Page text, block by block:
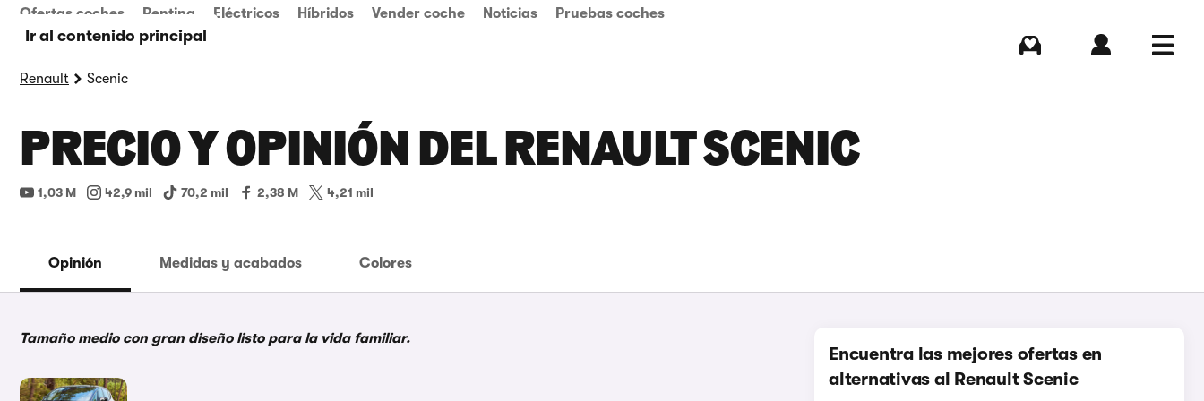
Ir al contenido principal
Ofertas coches Renting Eléctricos Híbridos Vender coche Noticias Pruebas coches
Renault Scenic
PRECIO Y OPINIÓN DEL RENAULT SCENIC
1,03 M 42,9 mil 70,2 mil 2,38 M 4,21 mil
Opinión Medidas y acabados Colores
Tamaño medio con gran diseño listo para la vida familiar.
Encuentra las mejores ofertas en
alternativas al Renault Scenic